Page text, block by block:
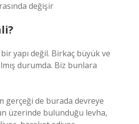
değişir
yapı değil. Birkaç büyük ve
durumda. Biz bunlara
gerçeği de burada devreye
üzerinde bulunduğu levha,